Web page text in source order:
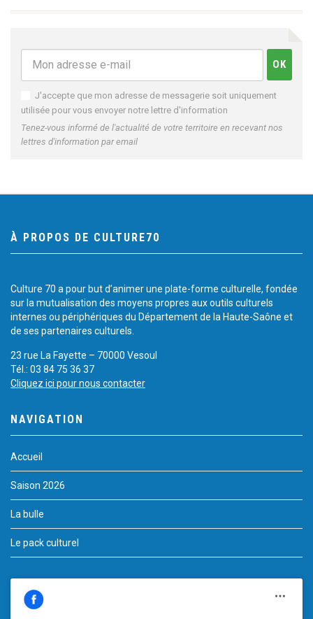
J'accepte que mon adresse de messagerie soit uniquement
utilisée pour vous envoyer notre lettre d'information
Tenez-vous informé de l'actualité de votre territoire en recevant nos
lettres d'information par email
À PROPOS DE CULTURE70
Culture 70 a pour but d’animer une plate-forme culturelle, fondée
sur la mutualisation des moyens propres aux outils culturels
internes ou périphériques du Département de la Haute-Saône et
de ses partenaires culturels.
23 rue La Fayette – 70000 Vesoul
Tél.: 03 84 75 36 37
Cliquez ici pour nous contacter
NAVIGATION
Accueil
Saison 2026
La bulle
Le pack culturel